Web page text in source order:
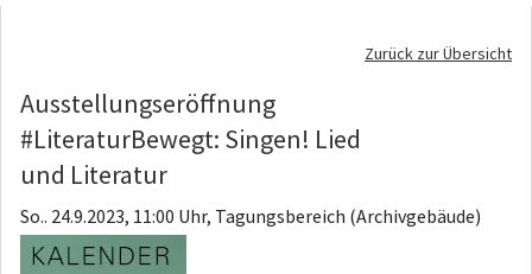
Zurück zur Übersicht
Ausstellungseröffnung
#LiteraturBewegt: Singen! Lied
und Literatur
So.. 24.9.2023, 11:00 Uhr, Tagungsbereich (Archivgebäude)